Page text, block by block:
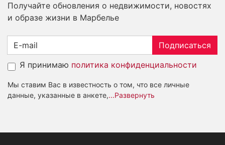
Получайте обновления о недвижимости, новостях
и образе жизни в Марбелье
Подписаться
Я принимаю политика конфиденциальности
Мы ставим Вас в известность о том, что все личные
данные, указанные в анкете,...Развернуть